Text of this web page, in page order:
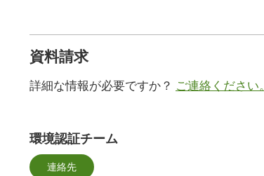
資料請求
詳細な情報が必要ですか？ ご連絡ください。
環境認証チーム
連絡先